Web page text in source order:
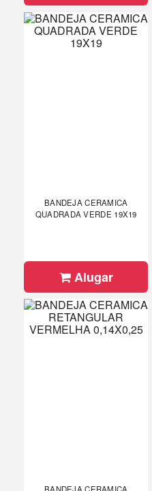
BANDEJA CERAMICA
QUADRADA VERDE 19X19
Alugar